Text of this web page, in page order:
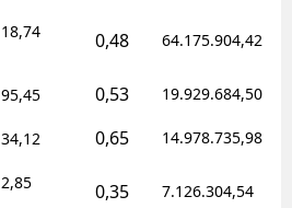
18,74 0,48 64.175.904,42
95,45 0,53 19.929.684,50
34,12 0,65 14.978.735,98
2,85 0,35 7.126.304,54